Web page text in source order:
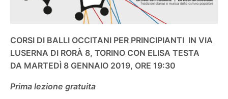
CORSI DI BALLI OCCITANI PER PRINCIPIANTI IN VIA
LUSERNA DI RORÀ 8, TORINO CON ELISA TESTA
DA MARTEDÌ 8 GENNAIO 2019, ORE 19:30
Prima lezione gratuita